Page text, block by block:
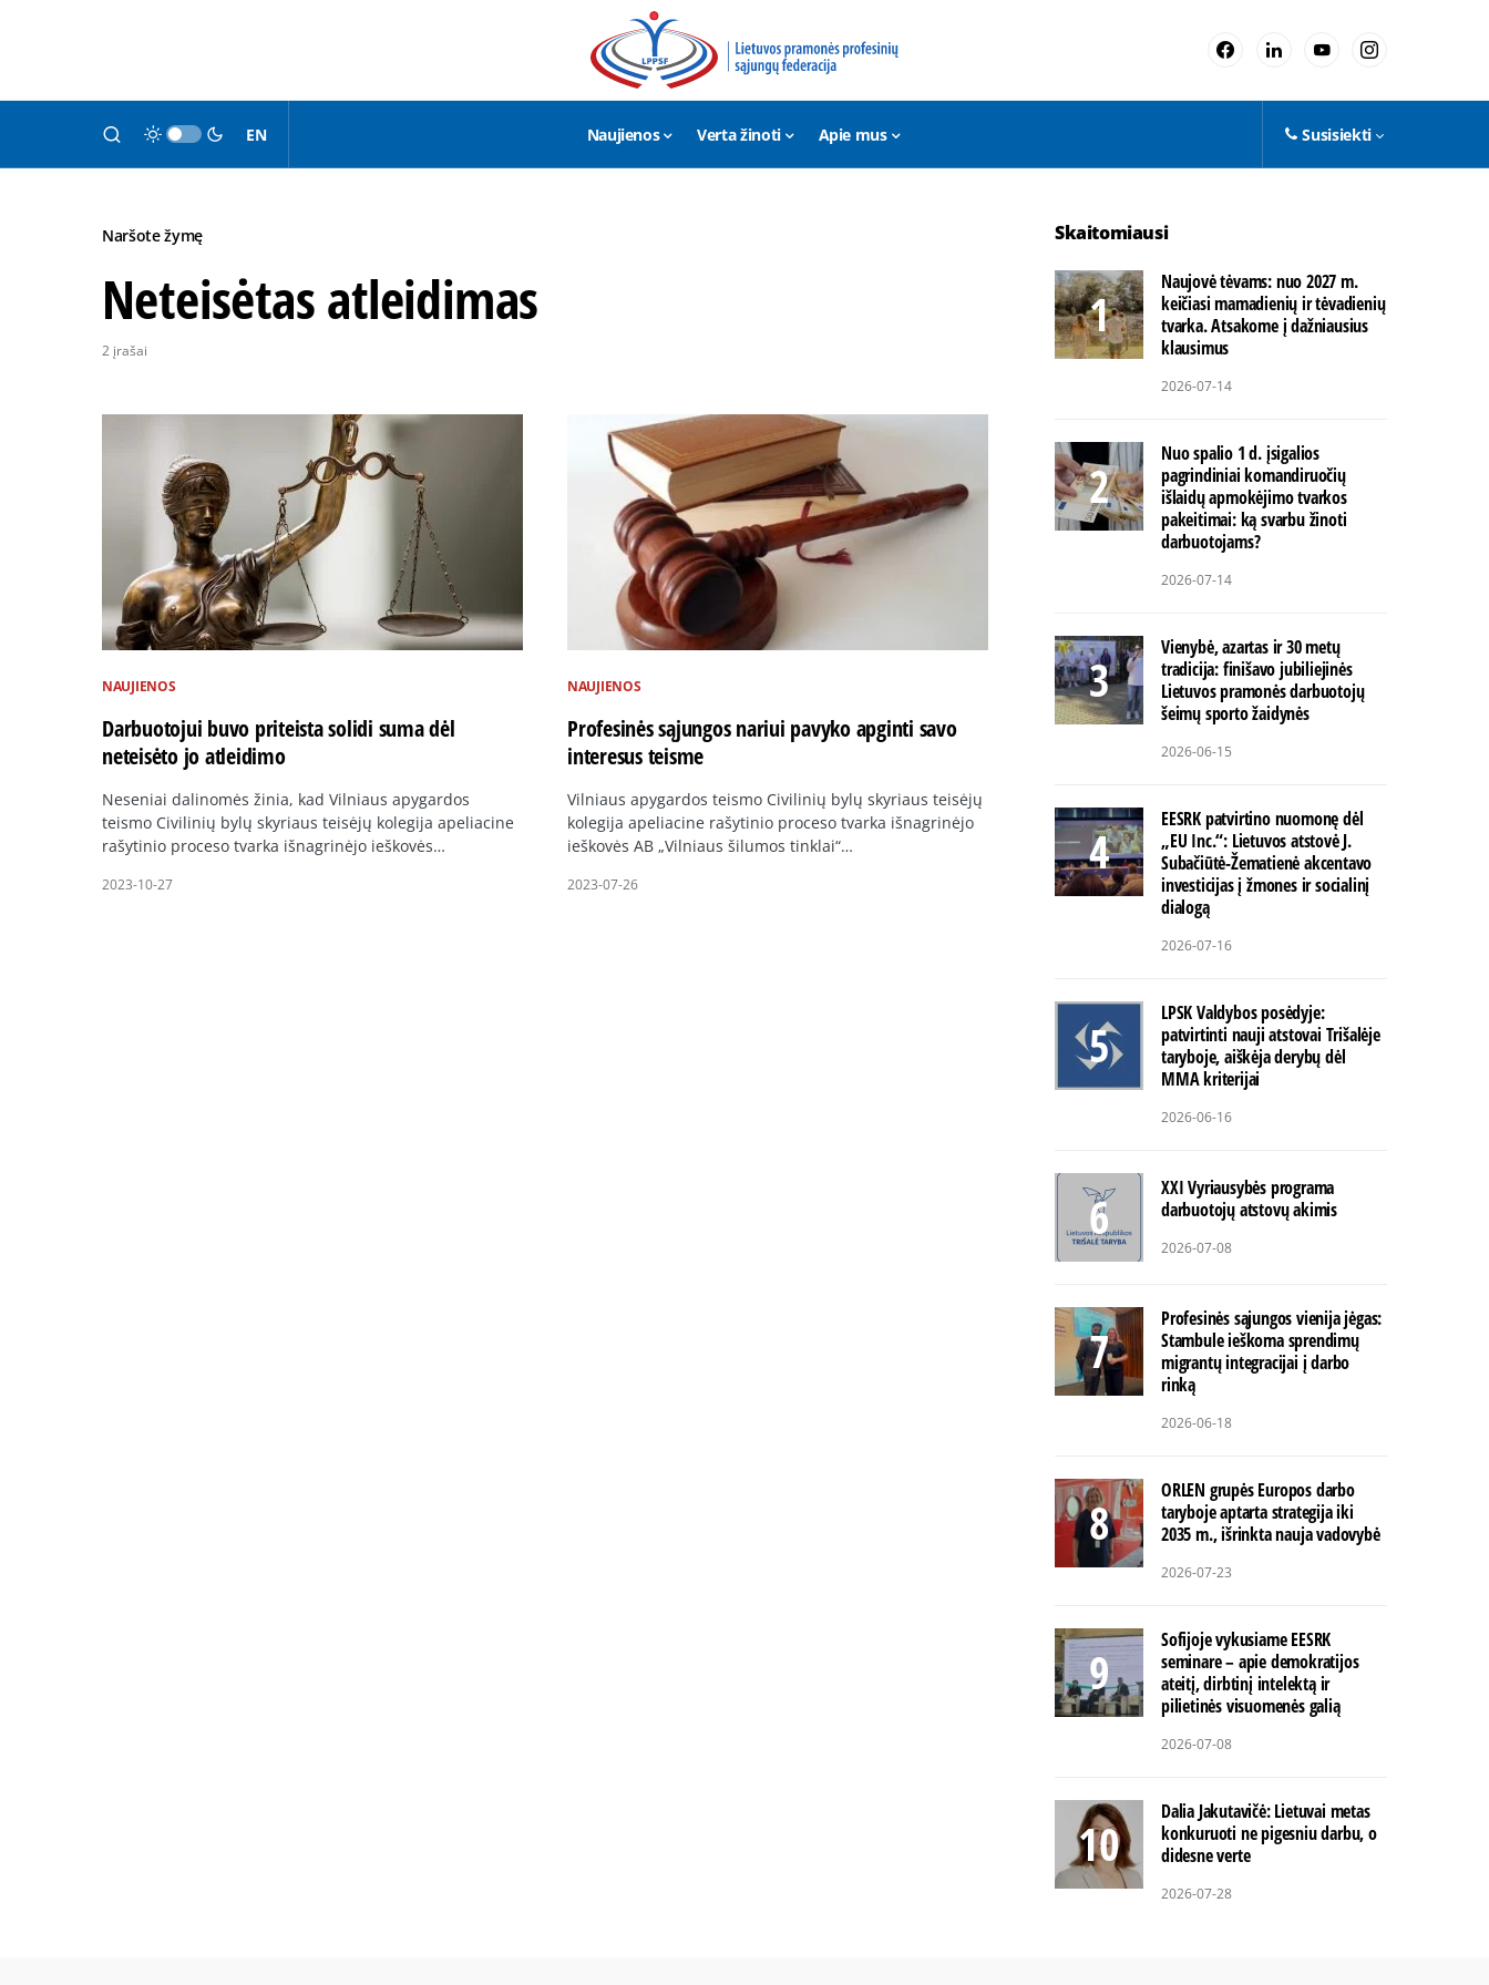
EN Naujienos Verta žinoti Apie mus Susisiekti
Naršote žymę
Neteisėtas atleidimas
2 įrašai
NAUJIENOS
Darbuotojui buvo priteista solidi suma dėl
neteisėto jo atleidimo
Neseniai dalinomės žinia, kad Vilniaus apygardos
teismo Civilinių bylų skyriaus teisėjų kolegija apeliacine
rašytinio proceso tvarka išnagrinėjo ieškovės…
2023-10-27
NAUJIENOS
Profesinės sąjungos nariui pavyko apginti savo
interesus teisme
Vilniaus apygardos teismo Civilinių bylų skyriaus teisėjų
kolegija apeliacine rašytinio proceso tvarka išnagrinėjo
ieškovės AB „Vilniaus šilumos tinklai“…
2023-07-26
Skaitomiausi
Naujovė tėvams: nuo 2027 m.
keičiasi mamadienių ir tėvadienių
tvarka. Atsakome į dažniausius
klausimus
2026-07-14
Nuo spalio 1 d. įsigalios
pagrindiniai komandiruočių
išlaidų apmokėjimo tvarkos
pakeitimai: ką svarbu žinoti
darbuotojams?
2026-07-14
Vienybė, azartas ir 30 metų
tradicija: finišavo jubiliejinės
Lietuvos pramonės darbuotojų
šeimų sporto žaidynės
2026-06-15
EESRK patvirtino nuomonę dėl
„EU Inc.“: Lietuvos atstovė J.
Subačiūtė-Žematienė akcentavo
investicijas į žmones ir socialinį
dialogą
2026-07-16
LPSK Valdybos posėdyje:
patvirtinti nauji atstovai Trišalėje
taryboje, aiškėja derybų dėl
MMA kriterijai
2026-06-16
XXI Vyriausybės programa
darbuotojų atstovų akimis
2026-07-08
Profesinės sąjungos vienija jėgas:
Stambule ieškoma sprendimų
migrantų integracijai į darbo
rinką
2026-06-18
ORLEN grupės Europos darbo
taryboje aptarta strategija iki
2035 m., išrinkta nauja vadovybė
2026-07-23
Sofijoje vykusiame EESRK
seminare – apie demokratijos
ateitį, dirbtinį intelektą ir
pilietinės visuomenės galią
2026-07-08
Dalia Jakutavičė: Lietuvai metas
konkuruoti ne pigesniu darbu, o
didesne verte
2026-07-28